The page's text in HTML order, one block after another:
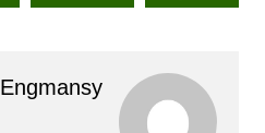
Engmansy